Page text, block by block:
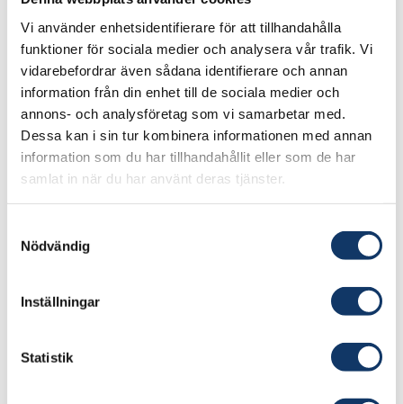
Vi använder enhetsidentifierare för att tillhandahålla
funktioner för sociala medier och analysera vår trafik. Vi
vidarebefordrar även sådana identifierare och annan
information från din enhet till de sociala medier och
annons- och analysföretag som vi samarbetar med.
Dessa kan i sin tur kombinera informationen med annan
information som du har tillhandahållit eller som de har
samlat in när du har använt deras tjänster.
Nödvändig
Inställningar
Statistik
År:
2026
Umeå universitet
Ansvarig forskare:
Olivier Keech PhD, Anders Kiessling Prof,